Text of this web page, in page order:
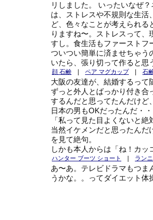
リしました。 いったいなぜ
は、ストレスや不規則な生活
ど、色々なことが考えられ
りますね〜。ストレスって
すし。食生活もファーストフ
ついつい簡単に済ませちゃう
いたら、張り切って作ると思
顔 石鹸 ペア マグカップ| 石
大阪の友達が、結婚するって
ずっと外人とばっかり付き合
するんだと思ってたんだけど
日本の男もOKだったんだ・
「私って見た目よくないと
当然イケメンだと思ったんだ
を見て絶句。
しかも本人からは「ね！カ
ハンター ブーツ ショート ラン
あ〜あ。テレビドラマもつま
うかな。。ってダイエット体